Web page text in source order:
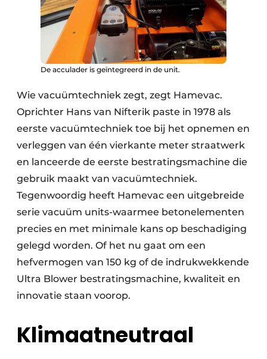
De acculader is geïntegreerd in de unit.
Wie vacuümtechniek zegt, zegt Hamevac.
Oprichter Hans van Nifterik paste in 1978 als
eerste vacuümtechniek toe bij het opnemen en
verleggen van één vierkante meter straatwerk
en lanceerde de eerste bestratingsmachine die
gebruik maakt van vacuümtechniek.
Tegenwoordig heeft Hamevac een uitgebreide
serie vacuüm units-waarmee betonelementen
precies en met minimale kans op beschadiging
gelegd worden. Of het nu gaat om een
hefvermogen van 150 kg of de indrukwekkende
Ultra Blower bestratingsmachine, kwaliteit en
innovatie staan voorop.
Klimaatneutraal